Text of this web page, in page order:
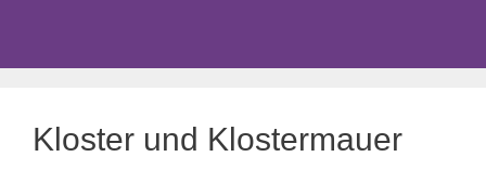
Kloster und Klostermauer